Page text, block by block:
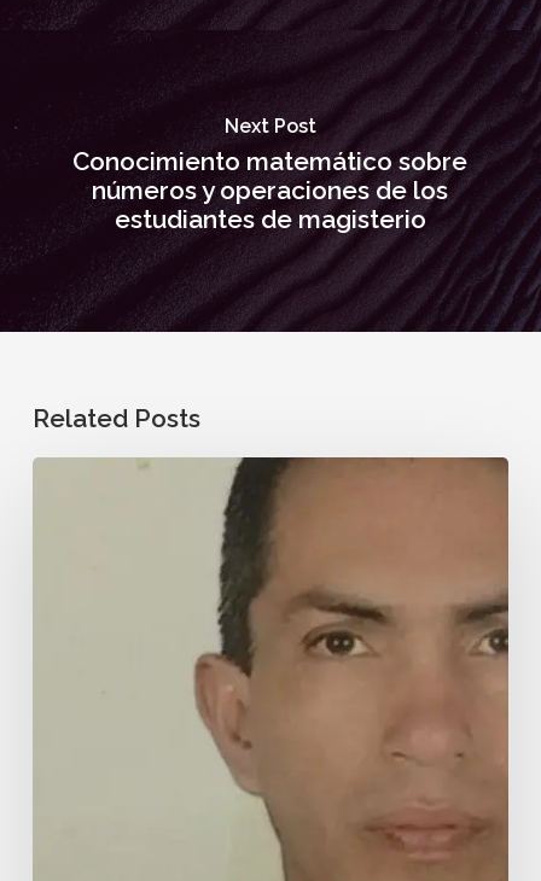
Next Post
Conocimiento matemático sobre
números y operaciones de los
estudiantes de magisterio
Related Posts